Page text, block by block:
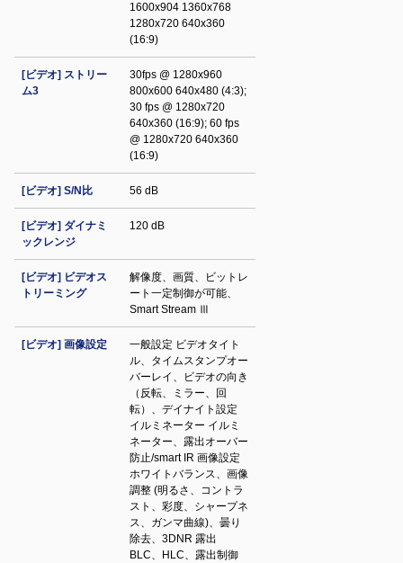
1600x904 1360x768
1280x720 640x360
(16:9)
[ビデオ] ストリー
ム3
30fps @ 1280x960
800x600 640x480 (4:3);
30 fps @ 1280x720
640x360 (16:9); 60 fps
@ 1280x720 640x360
(16:9)
[ビデオ] S/N比 56 dB
[ビデオ] ダイナミ
ックレンジ
120 dB
[ビデオ] ビデオス
トリーミング
解像度、画質、ビットレ
ート一定制御が可能、
Smart Stream Ⅲ
[ビデオ] 画像設定
一般設定 ビデオタイト
ル、タイムスタンプオー
バーレイ、ビデオの向き
（反転、ミラー、回
転）、デイナイト設定
イルミネーター イルミ
ネーター、露出オーバー
防止/smart IR 画像設定
ホワイトバランス、画像
調整 (明るさ、コントラ
スト、彩度、シャープネ
ス、ガンマ曲線)、曇り
除去、3DNR 露出
BLC、HLC、露出制御